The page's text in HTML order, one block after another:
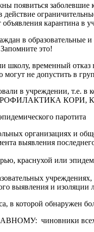
появиться
карантина в
в
это!
временный отказ
могут не допустить в
в учреждении, т.е.
«ПРОФИЛАКТИКА
паротита
организациях и
выявления
краснухой или
выявления и изоляции
в которой обнаружен
всех